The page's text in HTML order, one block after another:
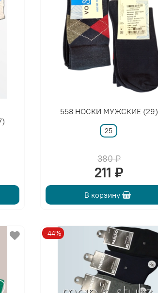
558 НОСКИ МУЖСКИЕ (29)
25
380 ₽
211 ₽
В корзину
-44%